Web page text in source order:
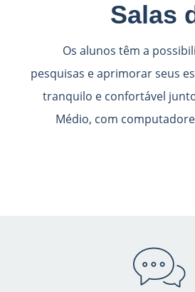
Salas
Os alunos têm a
pesquisas e aprimorar seus
tranquilo e confortável
Médio, com